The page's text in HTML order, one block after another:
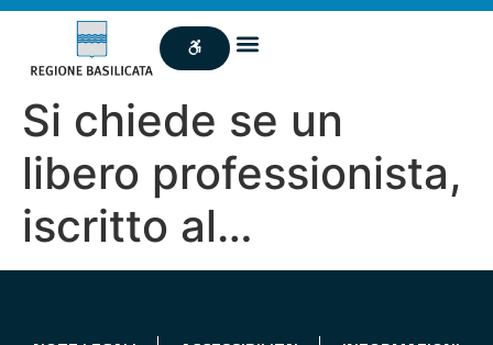
Si chiede se un
libero professionista,
iscritto al…